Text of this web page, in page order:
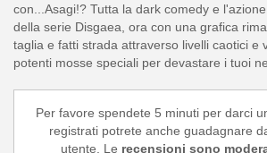
con...Asagi!? Tutta la dark comedy e
della serie Disgaea, ora con una grafica
taglia e fatti strada attraverso livelli caotici e
potenti mosse speciali per devastare i tuoi
Per favore spendete 5 minuti per darci
registrati potrete anche guadagnare
utente. Le recensioni sono